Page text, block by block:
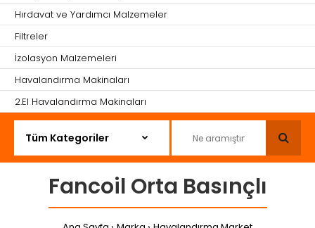
Hırdavat ve Yardımcı Malzemeler
Filtreler
İzolasyon Malzemeleri
Havalandırma Makinaları
2.El Havalandırma Makinaları
Fancoil Orta Basınçlı